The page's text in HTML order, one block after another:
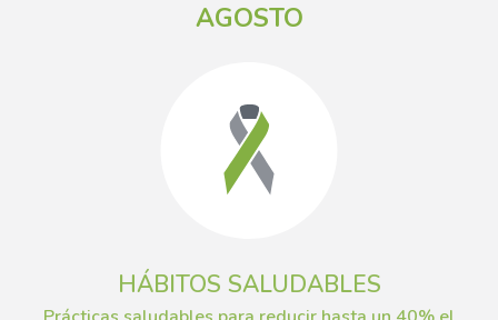
AGOSTO
HÁBITOS SALUDABLES